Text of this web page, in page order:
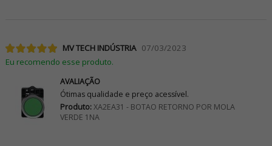
MV TECH INDÚSTRIA 07/03/2023
Eu recomendo esse produto.
AVALIAÇÃO
Ótimas qualidade e preço acessível.
Produto:XA2EA31 - BOTAO RETORNO POR MOLA
VERDE 1NA